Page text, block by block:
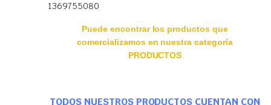
1369755080
Puede encontrar los productos que
comercializamos en nuestra categoría
PRODUCTOS
TODOS NUESTROS PRODUCTOS CUENTAN CON